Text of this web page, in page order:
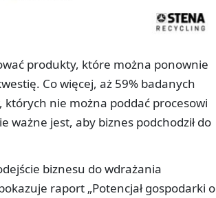
produkty, które można ponownie
Co więcej, aż 59% badanych
których nie można poddać procesowi
jest, aby biznes podchodził do
biznesu do wdrażania
raport „Potencjał gospodarki o